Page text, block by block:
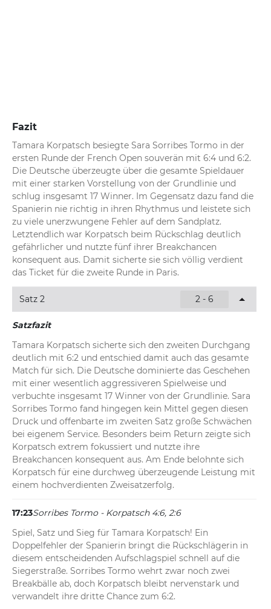
Fazit
Tamara Korpatsch besiegte Sara Sorribes Tormo in der
ersten Runde der French Open souverän mit 6:4 und 6:2.
Die Deutsche überzeugte über die gesamte Spieldauer
mit einer starken Vorstellung von der Grundlinie und
schlug insgesamt 17 Winner. Im Gegensatz dazu fand die
Spanierin nie richtig in ihren Rhythmus und leistete sich
zu viele unerzwungene Fehler auf dem Sandplatz.
Letztendlich war Korpatsch beim Rückschlag deutlich
gefährlicher und nutzte fünf ihrer Breakchancen
konsequent aus. Damit sicherte sie sich völlig verdient
das Ticket für die zweite Runde in Paris.
Satz 2 2 - 6
Satzfazit
Tamara Korpatsch sicherte sich den zweiten Durchgang
deutlich mit 6:2 und entschied damit auch das gesamte
Match für sich. Die Deutsche dominierte das Geschehen
mit einer wesentlich aggressiveren Spielweise und
verbuchte insgesamt 17 Winner von der Grundlinie. Sara
Sorribes Tormo fand hingegen kein Mittel gegen diesen
Druck und offenbarte im zweiten Satz große Schwächen
bei eigenem Service. Besonders beim Return zeigte sich
Korpatsch extrem fokussiert und nutzte ihre
Breakchancen konsequent aus. Am Ende belohnte sich
Korpatsch für eine durchweg überzeugende Leistung mit
einem hochverdienten Zweisatzerfolg.
17:23Sorribes Tormo - Korpatsch 4:6, 2:6
Spiel, Satz und Sieg für Tamara Korpatsch! Ein
Doppelfehler der Spanierin bringt die Rückschlägerin in
diesem entscheidenden Aufschlagspiel schnell auf die
Siegerstraße. Sorribes Tormo wehrt zwar noch zwei
Breakbälle ab, doch Korpatsch bleibt nervenstark und
verwandelt ihre dritte Chance zum 6:2.